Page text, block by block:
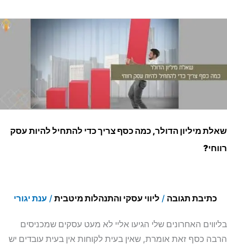
מיליון הדולר, כמה כסף צריך כדי להתחיל להיות עסק
כתיבת תגובה /ליווי עסקי והתנהלות מיטבית/ענת יגורי
האחרונים שלי הגיעו אליי לא מעט עסקים שמכניסים
כסף זאת אומרת, שאין בעית לקוחות אין בעית עובדים יש